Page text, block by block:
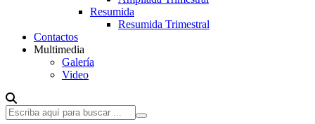
Resumida
Resumida Trimestral
Contactos
Multimedia
Galería
Video